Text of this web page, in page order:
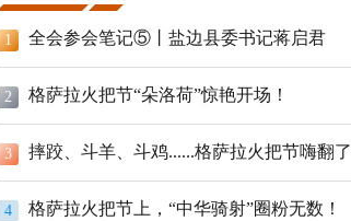
1 全会参会笔记⑤丨盐边县委书记蒋启君
2 格萨拉火把节“朵洛荷”惊艳开场！
3 摔跤、斗羊、斗鸡......格萨拉火把节嗨翻了
4 格萨拉火把节上，“中华骑射”圈粉无数！